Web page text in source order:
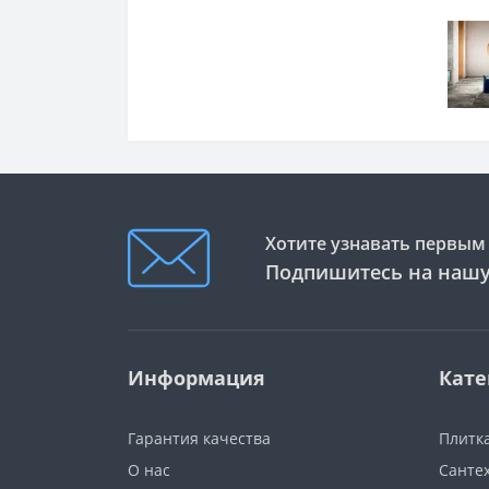
Хотите узнавать
Подпишитесь на
Информация
Гарантия качества
О нас